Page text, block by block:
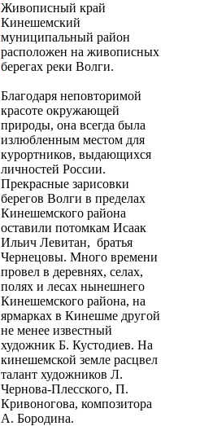
Живописный край
Кинешемский
муниципальный район
расположен на живописных
берегах реки Волги.
Благодаря неповторимой
красоте окружающей
природы, она всегда была
излюбленным местом для
курортников, выдающихся
личностей России.
Прекрасные зарисовки
берегов Волги в пределах
Кинешемского района
оставили потомкам Исаак
Ильич Левитан, братья
Чернецовы. Много времени
провел в деревнях, селах,
полях и лесах нынешнего
Кинешемского района, на
ярмарках в Кинешме другой
не менее известный
художник Б. Кустодиев. На
кинешемской земле расцвел
талант художников Л.
Чернова-Плесского, П.
Кривоногова, композитора
А. Бородина.